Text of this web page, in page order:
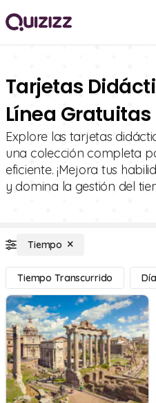
Tarjetas
Línea Gratuitas
Explore las tarjetas
una colección completa
eficiente. ¡Mejora tus
y domina la gestión del
Tiempo
Tiempo Transcurrido